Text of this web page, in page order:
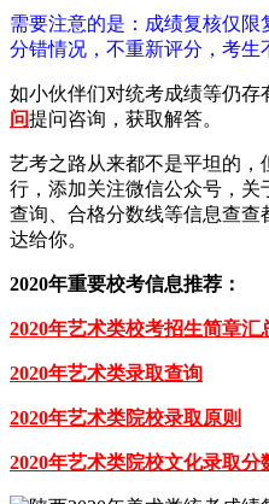
需要注意的是：成绩复核仅
分错情况，不重新评分，考生
如小伙伴们对统考成绩等仍存
问提问咨询，获取解答。
艺考之路从来都不是平坦的，
行，添加关注微信公众号，关
查询、合格分数线等信息查
达给你。
2020年重要校考信息推荐：
2020年艺术类校考招生简章汇
2020年艺术类录取查询
2020年艺术类院校录取原则
2020年艺术类院校文化录取分